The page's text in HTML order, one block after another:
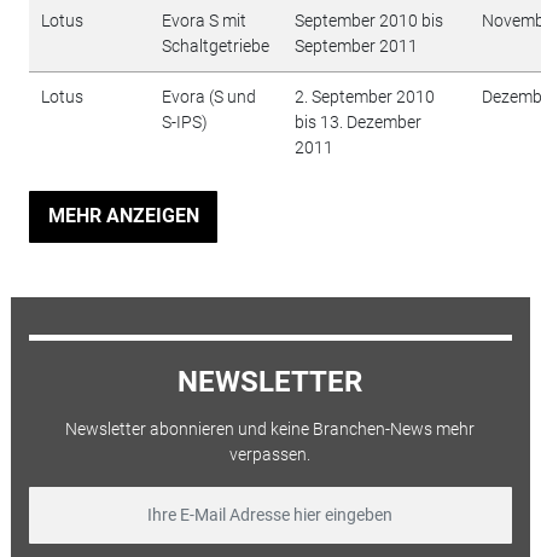
Lotus
Evora S mit
Schaltgetriebe
September 2010 bis
September 2011
Lotus
Evora (S und
S-IPS)
2. September 2010
bis 13. Dezember
2011
MEHR ANZEIGEN
NEWSLETTER
Newsletter abonnieren und keine Branchen-News mehr
verpassen.